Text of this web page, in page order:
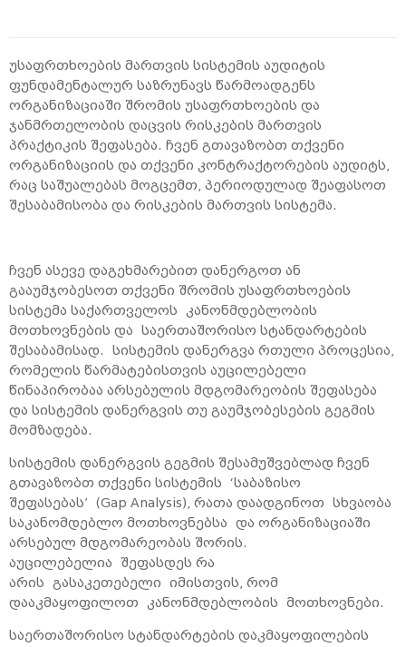
უსაფრთხოების მართვის სისტემის აუდიტის
ფუნდამენტალურ საზრუნავს წარმოადგენს
ორგანიზაციაში შრომის უსაფრთხოების და
ჯანმრთელობის დაცვის რისკების მართვის
პრაქტიკის შეფასება. ჩვენ გთავაზობთ თქვენი
ორგანიზაციის და თქვენი კონტრაქტორების აუდიტს,
რაც საშუალებას მოგცემთ, პერიოდულად შეაფასოთ
შესაბამისობა და რისკების მართვის სისტემა.
ჩვენ ასევე დაგეხმარებით დანერგოთ ან
გააუმჯობესოთ თქვენი შრომის უსაფრთხოების
სისტემა საქართველოს კანონმდებლობის
მოთხოვნების და საერთაშორისო სტანდარტების
შესაბამისად. სისტემის დანერგვა რთული პროცესია,
რომელის წარმატებისთვის აუცილებელი
წინაპირობაა არსებულის მდგომარეობის შეფასება
და სისტემის დანერგვის თუ გაუმჯობესების გეგმის
მომზადება.
სისტემის დანერგვის გეგმის შესამუშვებლად ჩვენ
გთავაზობთ თქვენი სისტემის ‘საბაზისო
შეფასებას’ (Gap Analysis), რათა დაადგინოთ სხვაობა
საკანომდებლო მოთხოვნებსა და ორგანიზაციაში
არსებულ მდგომარეობას შორის.
აუცილებელია შეფასდეს რა
არის გასაკეთებელი იმისთვის, რომ
დააკმაყოფილოთ კანონმდებლობის მოთხოვნები.
საერთაშორისო სტანდარტების დაკმაყოფილების